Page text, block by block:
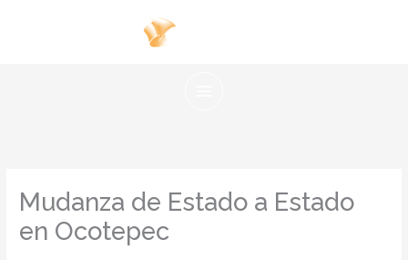
Mudanza de Estado a Estado
en Ocotepec